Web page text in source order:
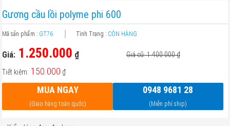
Gương cầu lồi polyme phi 600
Mã sản phẩm : GT76 Tình Trạng : CÒN HÀNG
Giá: 1.250.000 ₫ Giá cũ: 1.400.000₫
Tiết kiệm: 150.000 ₫
MUA NGAY
(Giao hàng toàn quốc)
0948 9681 28
(Miễn phí ship)